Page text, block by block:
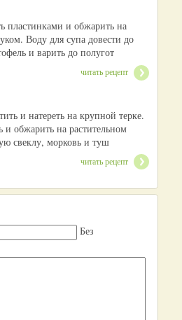
пластинками и обжарить на
Воду для супа довести до
и варить до полугот
читать рецепт
и натереть на крупной терке.
обжарить на растительном
свеклу, морковь и туш
читать рецепт
Без